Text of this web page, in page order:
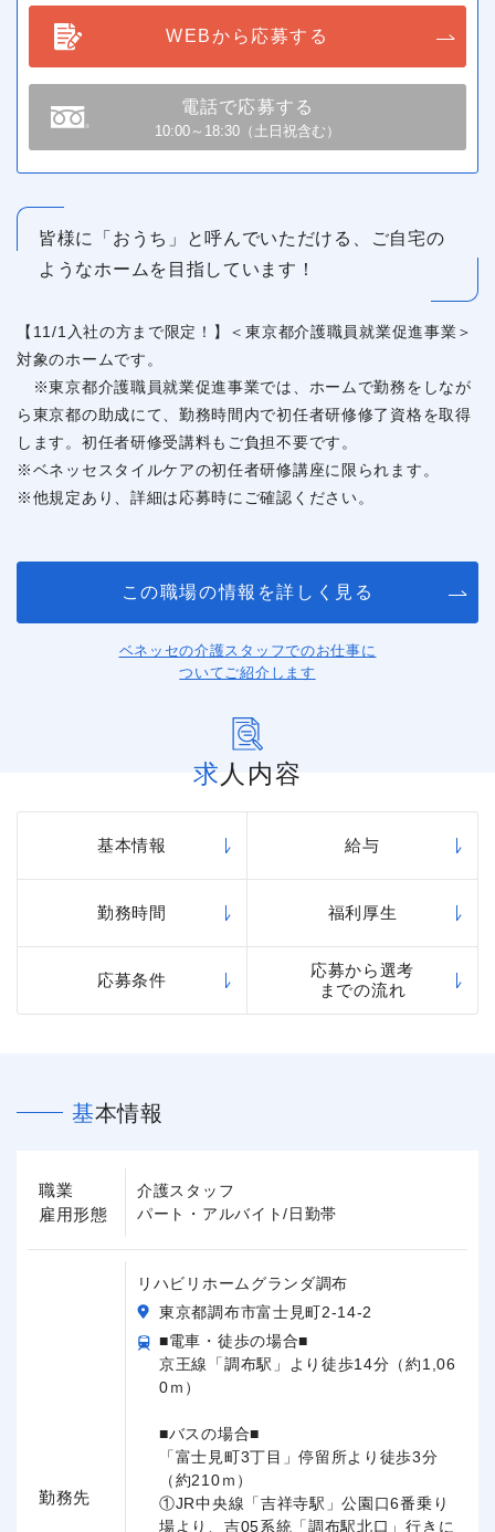
WEBから応募する
電話で応募する
10:00～18:30（土日祝含む）
皆様に「おうち」と呼んでいただける、ご自宅の
ようなホームを目指しています！
【11/1入社の方まで限定！】＜東京都介護職員就業促進事業＞
対象のホームです。
※東京都介護職員就業促進事業では、ホームで勤務をしなが
ら東京都の助成にて、勤務時間内で初任者研修修了資格を取得
します。初任者研修受講料もご負担不要です。
※ベネッセスタイルケアの初任者研修講座に限られます。
※他規定あり、詳細は応募時にご確認ください。
この職場の情報を詳しく見る
ベネッセの介護スタッフでのお仕事に
ついてご紹介します
求人内容
基本情報 給与
勤務時間 福利厚生
応募条件
応募から選考
までの流れ
基本情報
職業
雇用形態
介護スタッフ
パート・アルバイト/日勤帯
勤務先
リハビリホームグランダ調布
東京都調布市富士見町2-14-2
■電車・徒歩の場合■
京王線「調布駅」より徒歩14分（約1,06
0ｍ）
■バスの場合■
「富士見町3丁目」停留所より徒歩3分
（約210ｍ）
①JR中央線「吉祥寺駅」公園口6番乗り
場より、吉05系統「調布駅北口」行きに